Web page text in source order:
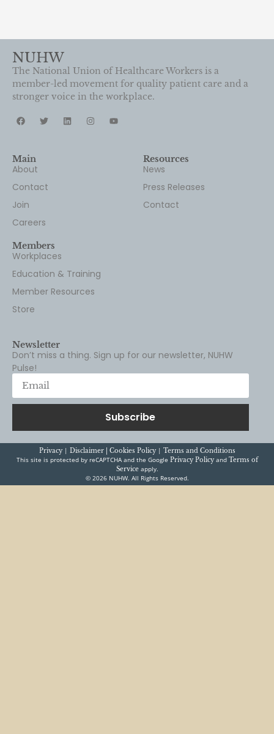
NUHW
The National Union of Healthcare Workers is a
member-led movement for quality patient care and a
stronger voice in the workplace.
Main
About
Contact
Join
Careers
Resources
News
Press Releases
Contact
Members
Workplaces
Education & Training
Member Resources
Store
Newsletter
Don’t miss a thing. Sign up for our newsletter, NUHW
Pulse!
Subscribe
Privacy| Disclaimer | Cookies Policy| Terms and Conditions
This site is protected by reCAPTCHA and the Google Privacy Policyand Terms of
Serviceapply.
© 2026 NUHW. All Rights Reserved.